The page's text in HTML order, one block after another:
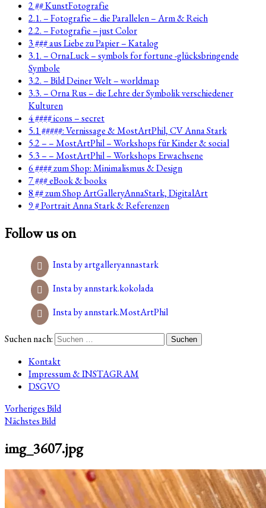
2 ## KunstFotografie
2.1. – Fotografie – die Parallelen – Arm & Reich
2.2. – Fotografie – just Color
3 ### aus Liebe zu Papier – Katalog
3.1. – OrnaLuck – symbols for fortune -glücksbringende
Symbole
3.2. – Bild Deiner Welt – worldmap
3.3. – Orna Rus – die Lehre der Symbolik verschiedener
Kulturen
4 #### icons – secret
5.1 #####: Vernissage & MostArtPhil, CV Anna Stark
5.2 – – MostArtPhil – Workshops für Kinder & social
5.3 – – MostArtPhil – Workshops Erwachsene
6 #### zum Shop: Minimalismus & Design
7 ### eBook & books
8 ## zum Shop ArtGalleryAnnaStark, DigitalArt
9 # Portrait Anna Stark & Referenzen
Follow us on
Insta by artgalleryannastark
Insta by annstark.kokolada
Insta by annstark.MostArtPhil
Suchen nach:
Kontakt
Impressum & INSTAGRAM
DSGVO
Vorheriges Bild
Nächstes Bild
img_3607.jpg